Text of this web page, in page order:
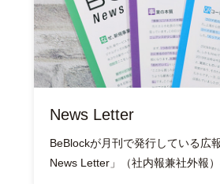
News Letter
BeBlockが月刊で発行している広
News Letter」（社内報兼社外報）